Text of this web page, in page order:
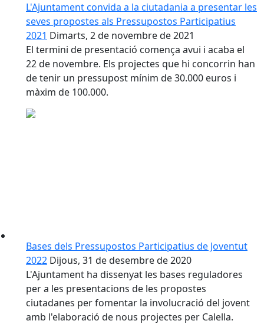
L'Ajuntament convida a la ciutadania a presentar les
seves propostes als Pressupostos Participatius
2021 Dimarts, 2 de novembre de 2021
El termini de presentació comença avui i acaba el
22 de novembre. Els projectes que hi concorrin han
de tenir un pressupost mínim de 30.000 euros i
màxim de 100.000.
Bases dels Pressupostos Participatius de Joventut
2022 Dijous, 31 de desembre de 2020
L'Ajuntament ha dissenyat les bases reguladores
per a les presentacions de les propostes
ciutadanes per fomentar la involucració del jovent
amb l'elaboració de nous projectes per Calella.